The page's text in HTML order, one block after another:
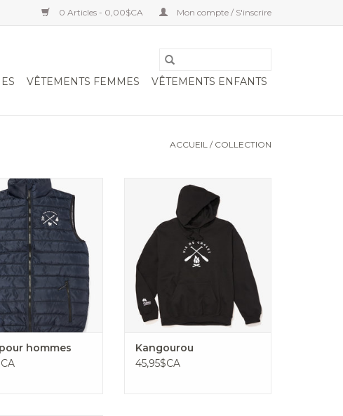
0 Articles - 0,00$CA Mon compte / S'inscrire
VÊTEMENTS FEMMES VÊTEMENTS ENFANTS
ACCUEIL / COLLECTION
sans manche
hommes
Kangourou imprimé noir pour
AJOUTER AU PANIER
Kangourou
45,95$CA